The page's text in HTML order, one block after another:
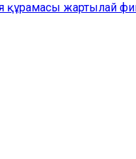
құрамасы жартылай